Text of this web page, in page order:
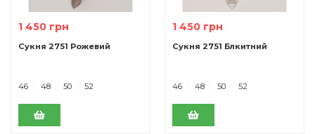
1 450 грн
Сукня 2751 Рожевий
46 48 50 52
1 450 грн
Сукня 2751 Блкитний
46 48 50 52